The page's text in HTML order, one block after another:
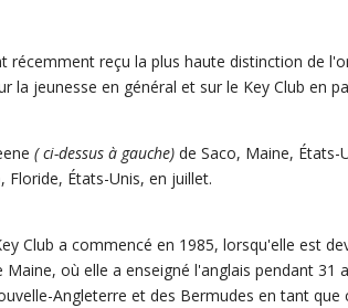
récemment reçu la plus haute distinction de
la jeunesse en général et sur le Key Club en
( ci-dessus à gauche)de Saco, Maine, États-
Floride, États-Unis, en juillet.
Club a commencé en 1985, lorsqu'elle est
où elle a enseigné l'anglais pendant 31
Angleterre et des Bermudes en tant que